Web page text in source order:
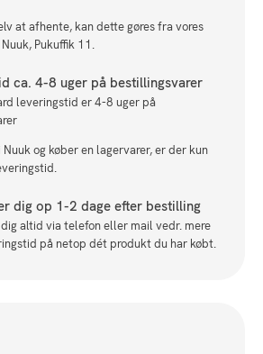
at afhente, kan dette gøres fra vores
Pukuffik 11.
ca. 4-8 uger på bestillingsvarer
leveringstid er 4-8 uger på
Nuuk og køber en lagervarer, er der kun
dig op 1-2 dage efter bestilling
altid via telefon eller mail vedr. mere
på netop dét produkt du har købt.